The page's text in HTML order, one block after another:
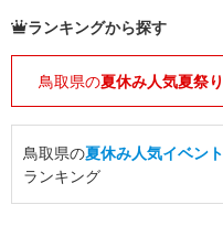
ランキングから探す
鳥取県の夏休み人気夏祭り
鳥取県の夏休み人気イベント
ランキング